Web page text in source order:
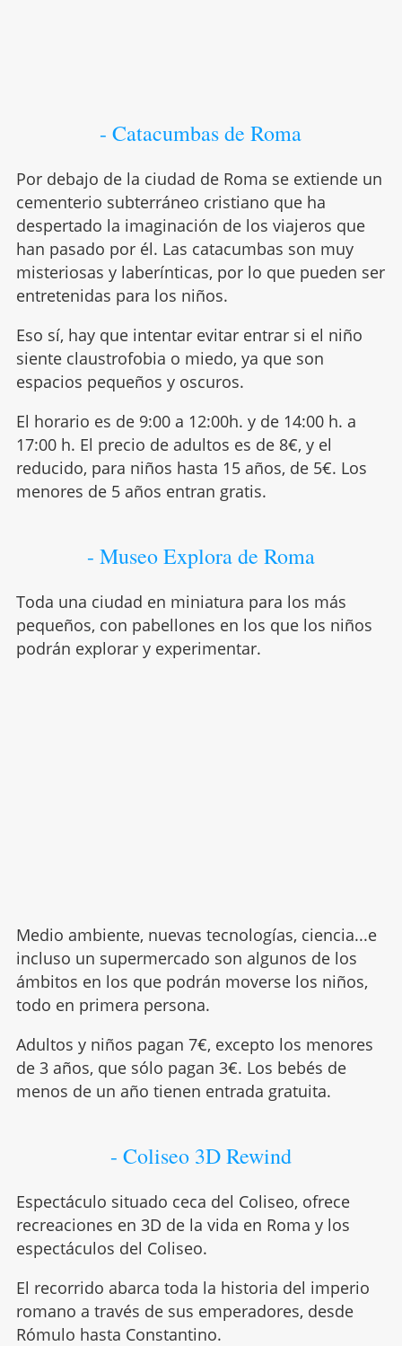
- Catacumbas de Roma
Por debajo de la ciudad de Roma se extiende un
cementerio subterráneo cristiano que ha
despertado la imaginación de los viajeros que
han pasado por él. Las catacumbas son muy
misteriosas y laberínticas, por lo que pueden ser
entretenidas para los niños.
Eso sí, hay que intentar evitar entrar si el niño
siente claustrofobia o miedo, ya que son
espacios pequeños y oscuros.
El horario es de 9:00 a 12:00h. y de 14:00 h. a
17:00 h. El precio de adultos es de 8€, y el
reducido, para niños hasta 15 años, de 5€. Los
menores de 5 años entran gratis.
- Museo Explora de Roma
Toda una ciudad en miniatura para los más
pequeños, con pabellones en los que los niños
podrán explorar y experimentar.
Medio ambiente, nuevas tecnologías, ciencia...e
incluso un supermercado son algunos de los
ámbitos en los que podrán moverse los niños,
todo en primera persona.
Adultos y niños pagan 7€, excepto los menores
de 3 años, que sólo pagan 3€. Los bebés de
menos de un año tienen entrada gratuita.
- Coliseo 3D Rewind
Espectáculo situado ceca del Coliseo, ofrece
recreaciones en 3D de la vida en Roma y los
espectáculos del Coliseo.
El recorrido abarca toda la historia del imperio
romano a través de sus emperadores, desde
Rómulo hasta Constantino.